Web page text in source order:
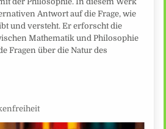
Antwort auf die Frage, wie
und versteht. Er erforscht die
Mathematik und Philosophie
Fragen über die Natur des